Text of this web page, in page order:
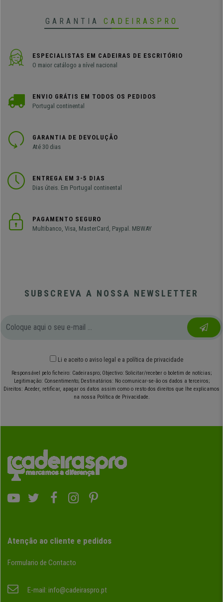
GARANTIA CADEIRASPRO
ESPECIALISTAS EM CADEIRAS DE ESCRITÓRIO
O maior catálogo a nível nacional
ENVIO GRÁTIS EM TODOS OS PEDIDOS
Portugal continental
GARANTIA DE DEVOLUÇÃO
Até 30 dias
ENTREGA EM 3-5 DIAS
Dias úteis. Em Portugal continental
PAGAMENTO SEGURO
Multibanco, Visa, MasterCard, Paypal. MBWAY
SUBSCREVA A NOSSA NEWSLETTER
Li e aceito o aviso legal e a política de privacidade
Responsável pelo ficheiro: Cadeiraspro; Objectivo: Solicitar/receber o boletim de notícias;
Legitimação: Consentimento; Destinatários: No comunicar-se-ão os dados a terceiros;
Direitos: Aceder, retificar, apagar os datos assim como o resto dos direitos que lhe explicamos
na nossa Política de Privacidade.
Atenção ao cliente e pedidos
Formulario de Contacto
E-mail: info@cadeiraspro.pt